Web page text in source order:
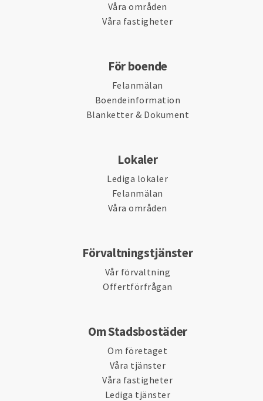
Våra områden
Våra fastigheter
För boende
Felanmälan
Boendeinformation
Blanketter & Dokument
Lokaler
Lediga lokaler
Felanmälan
Våra områden
Förvaltningstjänster
Vår förvaltning
Offertförfrågan
Om Stadsbostäder
Om företaget
Våra tjänster
Våra fastigheter
Lediga tjänster